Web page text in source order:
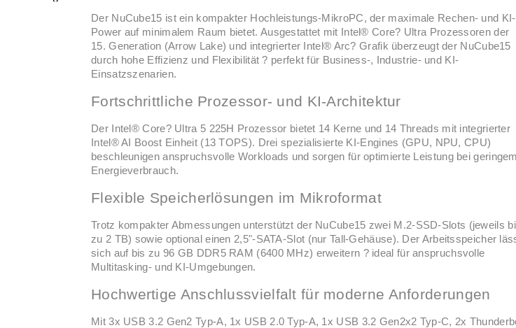
Der NuCube15 ist ein kompakter Hochleistungs-MikroPC, der maximale Rechen- und KI-
Power auf minimalem Raum bietet. Ausgestattet mit Intel® Core? Ultra Prozessoren der
15. Generation (Arrow Lake) und integrierter Intel® Arc? Grafik überzeugt der NuCube15
durch hohe Effizienz und Flexibilität ? perfekt für Business-, Industrie- und KI-
Einsatzszenarien.
Fortschrittliche Prozessor- und KI-Architektur
Der Intel® Core? Ultra 5 225H Prozessor bietet 14 Kerne und 14 Threads mit integrierter
Intel® AI Boost Einheit (13 TOPS). Drei spezialisierte KI-Engines (GPU, NPU, CPU)
beschleunigen anspruchsvolle Workloads und sorgen für optimierte Leistung bei geringem
Energieverbrauch.
Flexible Speicherlösungen im Mikroformat
Trotz kompakter Abmessungen unterstützt der NuCube15 zwei M.2-SSD-Slots (jeweils
zu 2 TB) sowie optional einen 2,5"-SATA-Slot (nur Tall-Gehäuse). Der Arbeitsspeicher
sich auf bis zu 96 GB DDR5 RAM (6400 MHz) erweitern ? ideal für anspruchsvolle
Multitasking- und KI-Umgebungen.
Hochwertige Anschlussvielfalt für moderne Anforderungen
Mit 3x USB 3.2 Gen2 Typ-A, 1x USB 2.0 Typ-A, 1x USB 3.2 Gen2x2 Typ-C, 2x